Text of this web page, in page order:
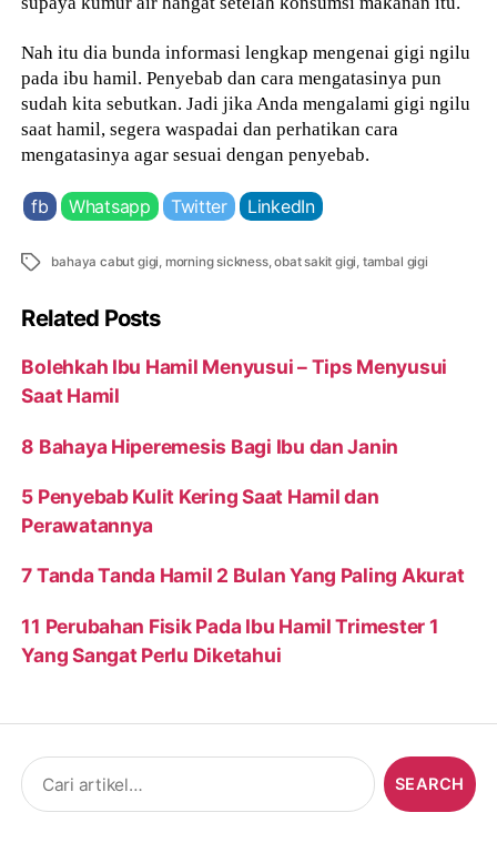
Nah itu dia bunda informasi lengkap mengenai gigi ngilu
pada ibu hamil. Penyebab dan cara mengatasinya pun
sudah kita sebutkan. Jadi jika Anda mengalami gigi ngilu
saat hamil, segera waspadai dan perhatikan cara
mengatasinya agar sesuai dengan penyebab.
fb Whatsapp Twitter LinkedIn
Tags bahaya cabut gigi morning sickness,obat sakit gigi tambal gigi
Related Posts
Bolehkah Ibu Hamil Menyusui – Tips Menyusui
Saat Hamil
8 Bahaya Hiperemesis Bagi Ibu dan Janin
5 Penyebab Kulit Kering Saat Hamil dan
Perawatannya
7 Tanda Tanda Hamil 2 Bulan Yang Paling Akurat
11 Perubahan Fisik Pada Ibu Hamil Trimester 1
Yang Sangat Perlu Diketahui
Search
for: